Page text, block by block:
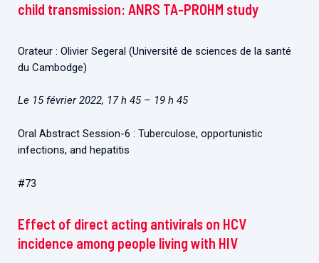
child transmission: ANRS TA-PROHM study
Orateur : Olivier Segeral (Université de sciences de la santé
du Cambodge)
Le 15 février 2022, 17 h 45 – 19 h 45
Oral Abstract Session-6 : Tuberculose, opportunistic
infections, and hepatitis
#73
Effect of direct acting antivirals on HCV
incidence among people living with HIV